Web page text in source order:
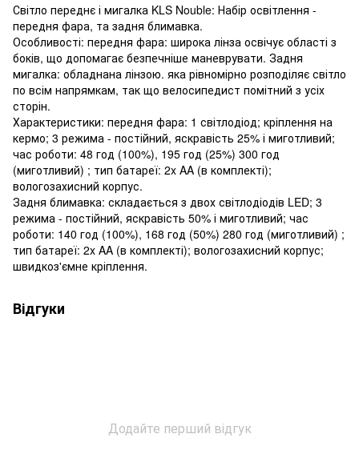
Світло переднє і мигалка KLS Nouble: Набір освітлення -
передня фара, та задня блимавка.
Особливості: передня фара: широка лінза освічує області з
боків, що допомагає безпечніше маневрувати. Задня
мигалка: обладнана лінзою. яка рівномірно розподіляє світло
по всім напрямкам, так що велосипедист помітний з усіх
сторін.
Характеристики: передня фара: 1 світлодіод; кріплення на
кермо; 3 режима - постійний, яскравість 25% і миготливий;
час роботи: 48 год (100%), 195 год (25%) 300 год
(миготливий) ; тип батареї: 2x AA (в комплекті);
вологозахисний корпус.
Задня блимавка: складається з двох світлодіодів LED; 3
режима - постійний, яскравість 50% і миготливий; час
роботи: 140 год (100%), 168 год (50%) 280 год (миготливий) ;
тип батареї: 2x AA (в комплекті); вологозахисний корпус;
швидкоз'ємне кріплення.
Відгуки
Додайте перший відгук